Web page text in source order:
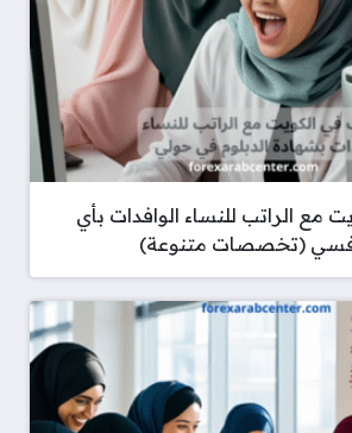
مع الراتب للنساء الوافدات بأي
(تخصصات متنوعة)